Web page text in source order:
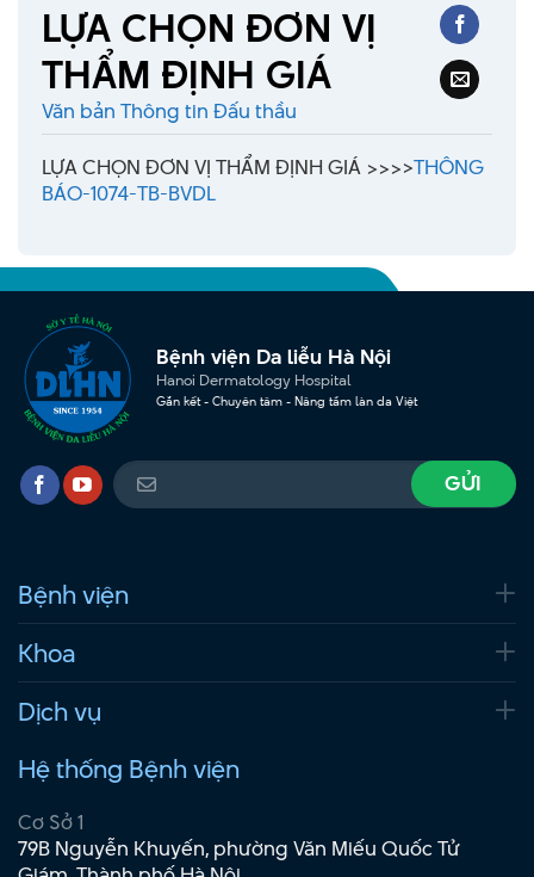
LỰA CHỌN ĐƠN VỊ
THẨM ĐỊNH GIÁ
Văn bản Thông tin Đấu thầu
LỰA CHỌN ĐƠN VỊ THẨM ĐỊNH GIÁ >>>>THÔNG
BÁO-1074-TB-BVDL
Bệnh viện Da liễu Hà Nội
Hanoi Dermatology Hospital
Gắn kết - Chuyên tâm - Nâng tầm làn da Việt
Bệnh viện
Khoa
Dịch vụ
Hệ thống Bệnh viện
Cơ Sở 1
79B Nguyễn Khuyến, phường Văn Miếu Quốc Tử